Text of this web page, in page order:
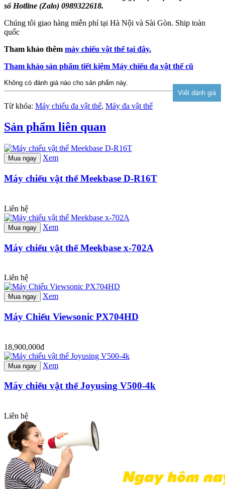
số Hotline (Zalo) 0989322618.
Chúng tôi giao hàng miễn phí tại Hà Nội và Sài Gòn. Ship toàn
quốc
Tham khảo thêm máy chiếu vật thể tại đây.
Tham khảo sản phẩm tiết kiệm Máy chiếu đa vật thể cũ
Không có đánh giá nào cho sản phẩm này.
Từ khóa: Máy chiếu đa vật thể, Máy đa vật thể
Sản phẩm liên quan
Mua ngay Xem
Máy chiếu vật thể Meekbase D-R16T
Liên hệ
Mua ngay Xem
Máy chiếu vật thể Meekbase x-702A
Liên hệ
Mua ngay Xem
Máy Chiếu Viewsonic PX704HD
18,900,000đ
Mua ngay Xem
Máy chiếu vật thể Joyusing V500-4k
Liên hệ